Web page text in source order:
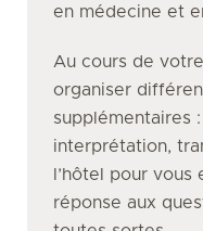
en médecine et
Au cours de
organiser
supplémentaires
interprétation,
l’hôtel pour
réponse aux